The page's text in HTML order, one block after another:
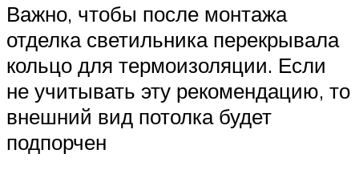
Важно, чтобы после монтажа
отделка светильника перекрывала
кольцо для термоизоляции. Если
не учитывать эту рекомендацию, то
внешний вид потолка будет
подпорчен